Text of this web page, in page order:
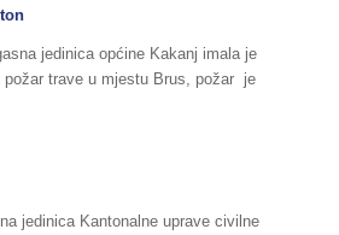
jedinica općine Kakanj imala je
požar trave u mjestu Brus, požar je
jedinica Kantonalne uprave civilne